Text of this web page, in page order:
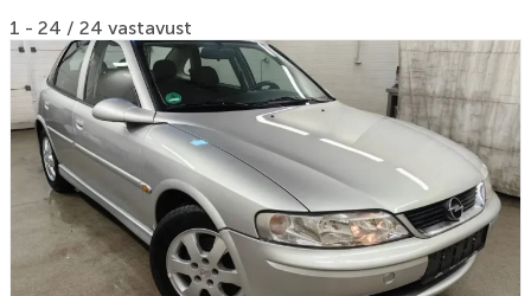
1 - 24 / 24 vastavust